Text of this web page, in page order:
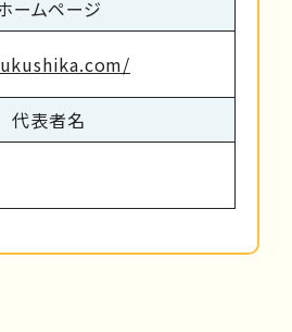
ームページ
代表者名